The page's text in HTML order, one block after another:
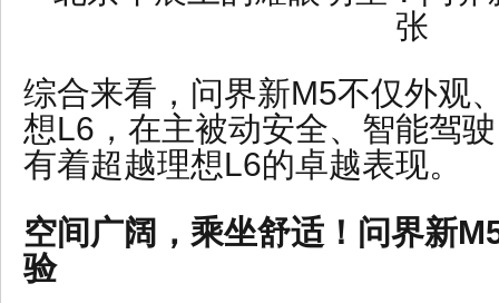
综合来看，问界新M5不仅外观
想L6，在主被动安全、智能驾
有着超越理想L6的卓越表现。
空间广阔，乘坐舒适！问界新
验